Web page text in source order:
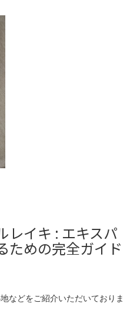
レイキ : エキスパ
ための完全ガイド
などをご紹介いただいておりま